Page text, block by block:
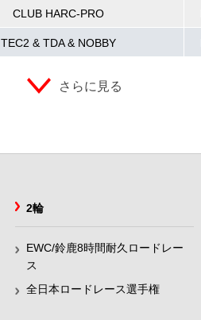
CLUB HARC-PRO
TEC2 & TDA & NOBBY
さらに見る
2輪
EWC/鈴鹿8時間耐久ロードレー
ス
全日本ロードレース選手権